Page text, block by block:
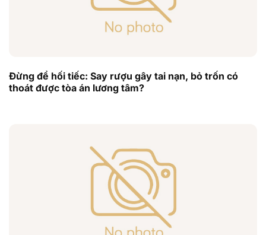
Đừng để hối tiếc: Say rượu gây tai nạn, bỏ trốn có
thoát được tòa án lương tâm?